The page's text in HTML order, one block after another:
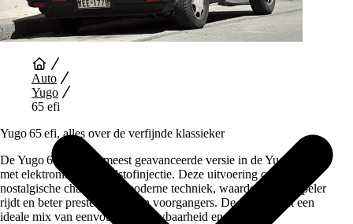
Auto
Yugo
65 efi
Yugo 65 efi, alles over de verfijnde klassieker
De Yugo 65 efi is de meest geavanceerde versie in de Yugo‑serie
met elektronische brandstofinjectie. Deze uitvoering combineert
nostalgische charme met moderne techniek, waardoor hij soepeler
rijdt en beter presteert dan zijn voorgangers. De 65 efi biedt een
ideale mix van eenvoud, betrouwbaarheid en rijplezier.